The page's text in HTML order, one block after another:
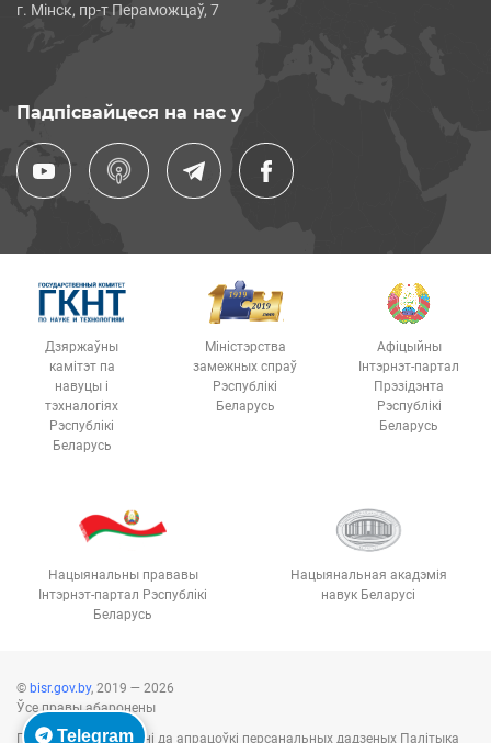
г. Мінск, пр-т Пераможцаў, 7
Падпісвайцеся на нас у
Дзяржаўны
камітэт па
навуцы і
тэхналогіях
Рэспублікі
Беларусь
Міністэрства
замежных спраў
Рэспублікі
Беларусь
Афіцыйны
Інтэрнэт-партал
Прэзідэнта
Рэспублікі
Беларусь
Нацыянальны прававы
Інтэрнэт-партал Рэспублікі
Беларусь
Нацыянальная акадэмія
навук Беларусі
© bisr.gov.by, 2019 — 2026
Ўсе правы абаронены
Палітыка ў дачыненні да апрацоўкі персанальных дадзеных Палітыка
Telegram